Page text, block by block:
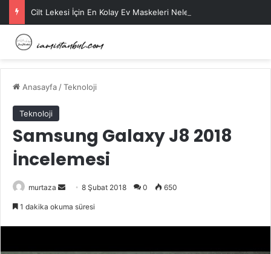
Cilt Lekesi İçin En Kolay Ev Maskeleri Nelerdir?
Anasayfa /Teknoloji
Teknoloji
Samsung Galaxy J8 2018
İncelemesi
murtaza
Bir
8 Şubat 2018 0 650
1 dakika okuma süresi